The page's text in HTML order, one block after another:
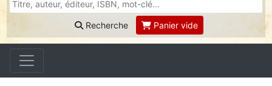
Recherche Panier vide